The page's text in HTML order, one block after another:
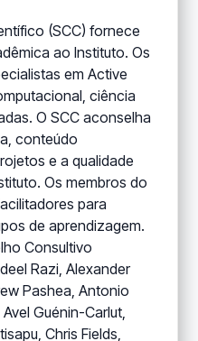
(SCC) fornece
ao Instituto. Os
em Active
ciência
O SCC aconselha
conteúdo
e a qualidade
Os membros do
para
de aprendizagem.
Consultivo
Razi, Alexander
Pashea, Antonio
Guénin-Carlut,
Chris Fields,